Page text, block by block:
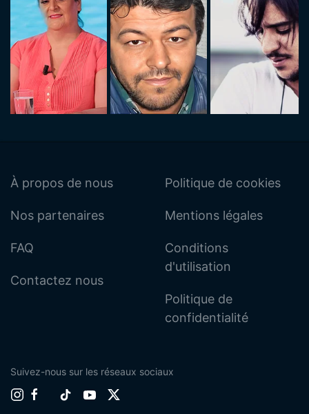
À propos de nous
Nos partenaires
FAQ
Contactez nous
Politique de cookies
Mentions légales
Conditions
d'utilisation
Politique de
confidentialité
Suivez-nous sur les réseaux sociaux